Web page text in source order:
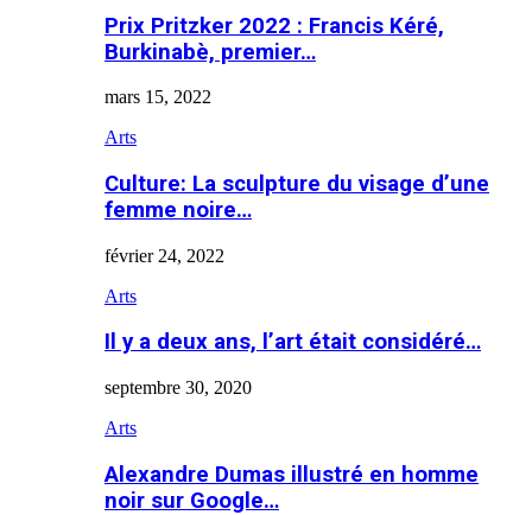
Prix Pritzker 2022 : Francis Kéré,
Burkinabè, premier…
mars 15, 2022
Arts
Culture: La sculpture du visage d’une
femme noire…
février 24, 2022
Arts
Il y a deux ans, l’art était considéré…
septembre 30, 2020
Arts
Alexandre Dumas illustré en homme
noir sur Google…